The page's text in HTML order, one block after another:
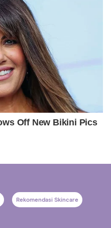
Rekomendasi Skincare